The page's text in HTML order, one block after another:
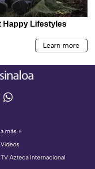
a más +
Videos
TV Azteca Internacional